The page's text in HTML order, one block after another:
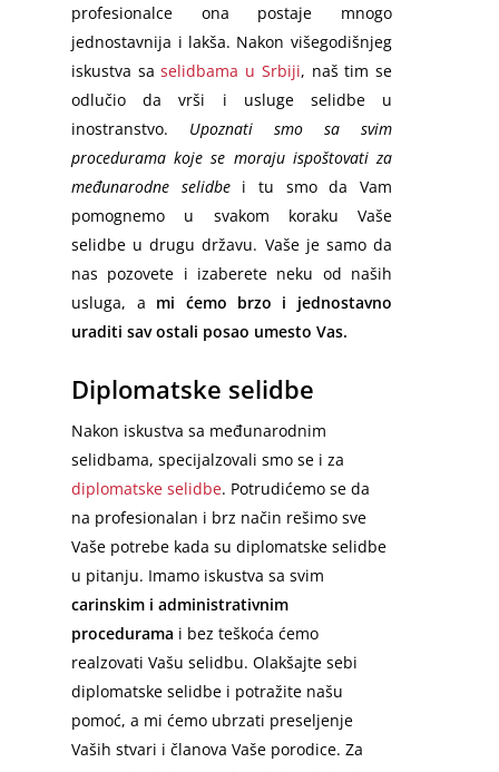
profesionalce ona postaje mnogo
jednostavnija i lakša. Nakon višegodišnjeg
iskustva saselidbama u Srbiji, naš tim se
odlučio da vrši i usluge selidbe u
inostranstvo. Upoznati smo sa svim
procedurama koje se moraju ispoštovati za
međunarodne selidbei tu smo da Vam
pomognemo u svakom koraku Vaše
selidbe u drugu državu. Vaše je samo da
nas pozovete i izaberete neku od naših
usluga, a mi ćemo brzo i jednostavno
uraditi sav ostali posao umesto Vas.
Diplomatske selidbe
Nakon iskustva sa međunarodnim
selidbama, specijalzovali smo se i za
diplomatske selidbe. Potrudićemo se da
na profesionalan i brz način rešimo sve
Vaše potrebe kada su diplomatske selidbe
u pitanju. Imamo iskustva sa svim
carinskim i administrativnim
procedurama i bez teškoća ćemo
realzovati Vašu selidbu. Olakšajte sebi
diplomatske selidbe i potražite našu
pomoć, a mi ćemo ubrzati preseljenje
Vaših stvari i članova Vaše porodice.Za